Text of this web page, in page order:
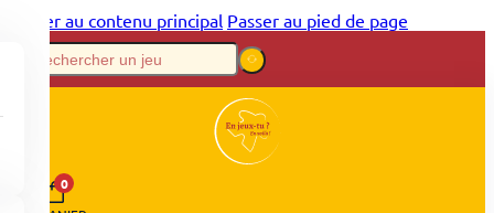
Passer au contenu principal Passer au pied de page
0